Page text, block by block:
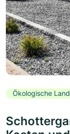
Ökologische